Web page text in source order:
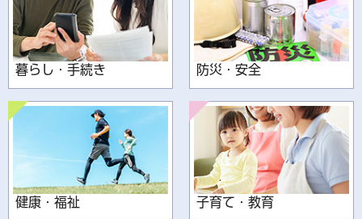
暮らし・手続き 防災・安全
健康・福祉 子育て・教育